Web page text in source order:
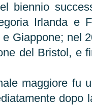
biennio
Irlanda e
Giappone; nel
del Bristol, e
maggiore fu
dopo